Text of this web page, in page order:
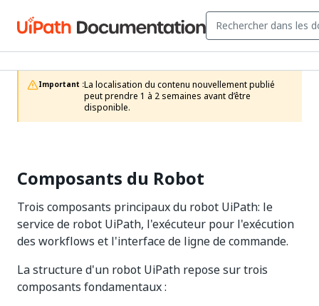
Important :La localisation du contenu nouvellement publié
peut prendre 1 à 2 semaines avant d’être
disponible.
Composants du Robot
Trois composants principaux du robot UiPath: le
service de robot UiPath, l'exécuteur pour l'exécution
des workflows et l'interface de ligne de commande.
La structure d'un robot UiPath repose sur trois
composants fondamentaux :